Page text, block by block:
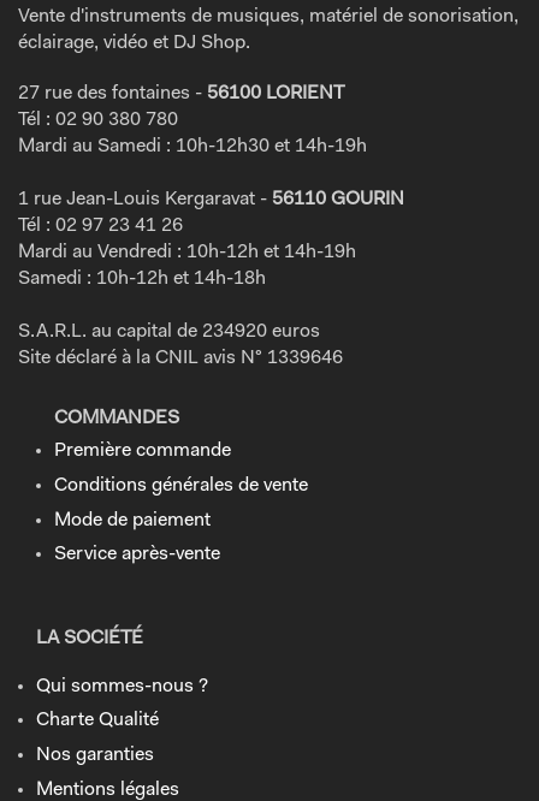
Vente d'instruments de musiques, matériel de sonorisation,
éclairage, vidéo et DJ Shop.
27 rue des fontaines - 56100 LORIENT
Tél : 02 90 380 780
Mardi au Samedi : 10h-12h30 et 14h-19h
1 rue Jean-Louis Kergaravat - 56110 GOURIN
Tél : 02 97 23 41 26
Mardi au Vendredi : 10h-12h et 14h-19h
Samedi : 10h-12h et 14h-18h
S.A.R.L. au capital de 234920 euros
Site déclaré à la CNIL avis N° 1339646
COMMANDES
Première commande
Conditions générales de vente
Mode de paiement
Service après-vente
LA SOCIÉTÉ
Qui sommes-nous ?
Charte Qualité
Nos garanties
Mentions légales